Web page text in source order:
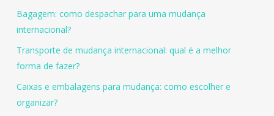
Bagagem: como despachar para uma mudança
internacional?
Transporte de mudança internacional: qual é a melhor
forma de fazer?
Caixas e embalagens para mudança: como escolher e
organizar?